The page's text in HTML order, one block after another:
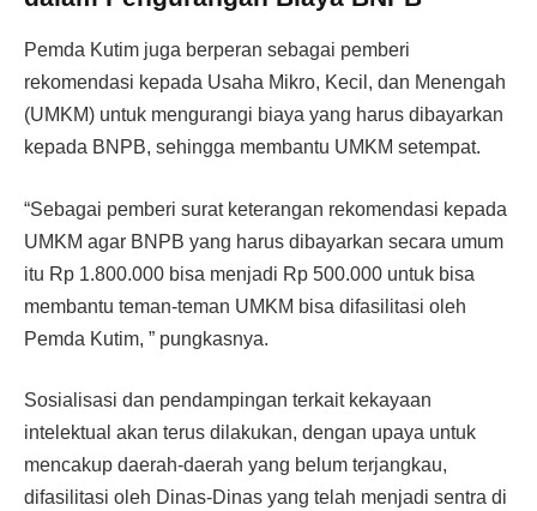
Pemda Kutim juga berperan sebagai pemberi
rekomendasi kepada Usaha Mikro, Kecil, dan Menengah
(UMKM) untuk mengurangi biaya yang harus dibayarkan
kepada BNPB, sehingga membantu UMKM setempat.
“Sebagai pemberi surat keterangan rekomendasi kepada
UMKM agar BNPB yang harus dibayarkan secara umum
itu Rp 1.800.000 bisa menjadi Rp 500.000 untuk bisa
membantu teman-teman UMKM bisa difasilitasi oleh
Pemda Kutim, ” pungkasnya.
Sosialisasi dan pendampingan terkait kekayaan
intelektual akan terus dilakukan, dengan upaya untuk
mencakup daerah-daerah yang belum terjangkau,
difasilitasi oleh Dinas-Dinas yang telah menjadi sentra di